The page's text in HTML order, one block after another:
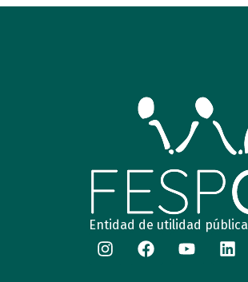
Entidad de utilidad pública